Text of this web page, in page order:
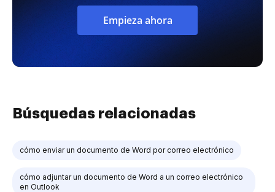
Empieza ahora
Búsquedas relacionadas
cómo enviar un documento de Word por correo electrónico
cómo adjuntar un documento de Word a un correo electrónico
en Outlook